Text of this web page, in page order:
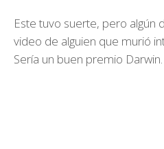
Este tuvo suerte, pero algún
video de alguien que murió
Sería un buen premio Darwin.